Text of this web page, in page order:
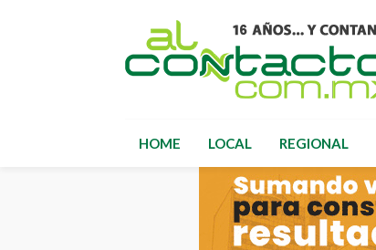
HOME LOCAL REGIONAL